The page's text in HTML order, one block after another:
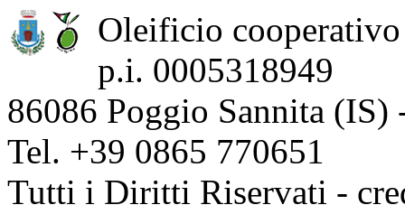
Oleificio
p.i. 0005318949
86086 Poggio Sannita (IS)
Tel. +39 0865 770651
Tutti i Diritti Riservati -